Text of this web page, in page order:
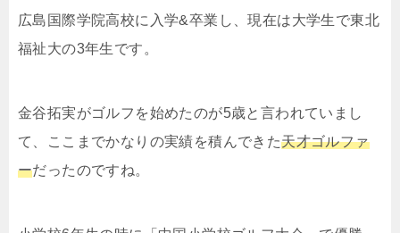
広島国際学院高校に入学&卒業し、現在は大学生で東北
福祉大の3年生です。
金谷拓実がゴルフを始めたのが5歳と言われていまし
て、ここまでかなりの実績を積んできた天才ゴルファ
ーだったのですね。